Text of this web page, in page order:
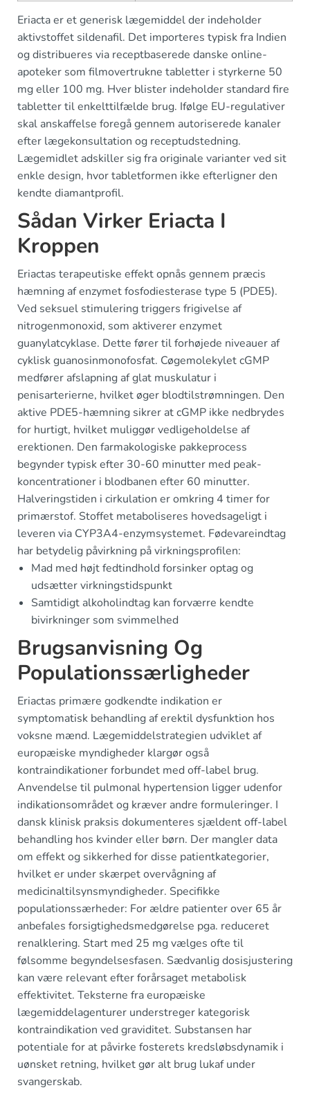
Eriacta er et generisk lægemiddel der indeholder
aktivstoffet sildenafil. Det importeres typisk fra Indien
og distribueres via receptbaserede danske online-
apoteker som filmovertrukne tabletter i styrkerne 50
mg eller 100 mg. Hver blister indeholder standard fire
tabletter til enkelttilfælde brug. Ifølge EU-regulativer
skal anskaffelse foregå gennem autoriserede kanaler
efter lægekonsultation og receptudstedning.
Lægemidlet adskiller sig fra originale varianter ved sit
enkle design, hvor tabletformen ikke efterligner den
kendte diamantprofil.
Sådan Virker Eriacta I
Kroppen
Eriactas terapeutiske effekt opnås gennem præcis
hæmning af enzymet fosfodiesterase type 5 (PDE5).
Ved seksuel stimulering triggers frigivelse af
nitrogenmonoxid, som aktiverer enzymet
guanylatcyklase. Dette fører til forhøjede niveauer af
cyklisk guanosinmonofosfat. Cøgemolekylet cGMP
medfører afslapning af glat muskulatur i
penisarterierne, hvilket øger blodtilstrømningen. Den
aktive PDE5-hæmning sikrer at cGMP ikke nedbrydes
for hurtigt, hvilket muliggør vedligeholdelse af
erektionen. Den farmakologiske pakkeprocess
begynder typisk efter 30-60 minutter med peak-
koncentrationer i blodbanen efter 60 minutter.
Halveringstiden i cirkulation er omkring 4 timer for
primærstof. Stoffet metaboliseres hovedsageligt i
leveren via CYP3A4-enzymsystemet. Fødevareindtag
har betydelig påvirkning på virkningsprofilen:
Mad med højt fedtindhold forsinker optag og
udsætter virkningstidspunkt
Samtidigt alkoholindtag kan forværre kendte
bivirkninger som svimmelhed
Brugsanvisning Og
Populationssærligheder
Eriactas primære godkendte indikation er
symptomatisk behandling af erektil dysfunktion hos
voksne mænd. Lægemiddelstrategien udviklet af
europæiske myndigheder klargør også
kontraindikationer forbundet med off-label brug.
Anvendelse til pulmonal hypertension ligger udenfor
indikationsområdet og kræver andre formuleringer. I
dansk klinisk praksis dokumenteres sjældent off-label
behandling hos kvinder eller børn. Der mangler data
om effekt og sikkerhed for disse patientkategorier,
hvilket er under skærpet overvågning af
medicinaltilsynsmyndigheder. Specifikke
populationssærheder: For ældre patienter over 65 år
anbefales forsigtighedsmedgørelse pga. reduceret
renalklering. Start med 25 mg vælges ofte til
følsomme begyndelsesfasen. Sædvanlig dosisjustering
kan være relevant efter forårsaget metabolisk
effektivitet. Teksterne fra europæiske
lægemiddelagenturer understreger kategorisk
kontraindikation ved graviditet. Substansen har
potentiale for at påvirke fosterets kredsløbsdynamik i
uønsket retning, hvilket gør alt brug lukaf under
svangerskab.